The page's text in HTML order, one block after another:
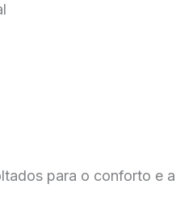
para o conforto e